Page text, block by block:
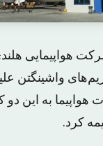
هواپیمایی
واشینگتن
کرد.